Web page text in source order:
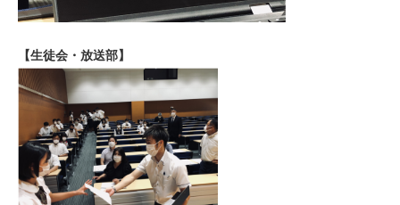
【生徒会・放送部】